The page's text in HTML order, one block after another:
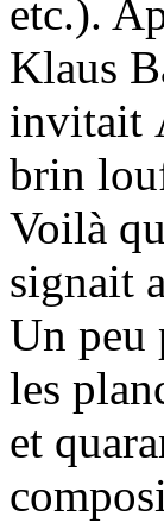
etc.).
Klaus
invitait
brin
Voilà
signait
Un peu
les
et